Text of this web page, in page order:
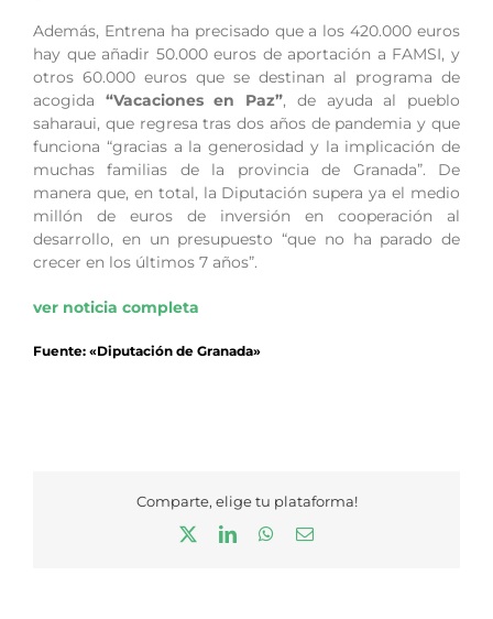
Además, Entrena ha precisado que a los 420.000 euros
hay que añadir 50.000 euros de aportación a FAMSI, y
otros 60.000 euros que se destinan al programa de
acogida “Vacaciones en Paz”, de ayuda al pueblo
saharaui, que regresa tras dos años de pandemia y que
funciona “gracias a la generosidad y la implicación de
muchas familias de la provincia de Granada”. De
manera que, en total, la Diputación supera ya el medio
millón de euros de inversión en cooperación al
desarrollo, en un presupuesto “que no ha parado de
crecer en los últimos 7 años”.
ver noticia completa
Fuente: «Diputación de Granada»
Comparte, elige tu plataforma!
LinkedInWhatsApp
Correo